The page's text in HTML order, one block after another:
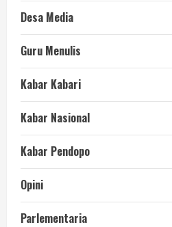
Desa Media
Guru Menulis
Kabar Kabari
Kabar Nasional
Kabar Pendopo
Opini
Parlementaria